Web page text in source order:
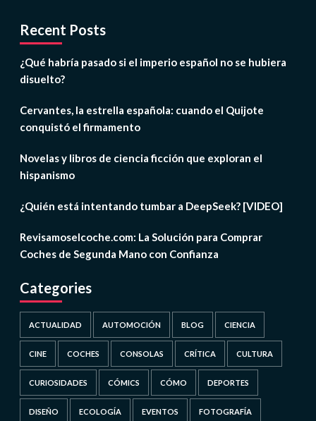
Recent Posts
¿Qué habría pasado si el imperio español no se hubiera
disuelto?
Cervantes, la estrella española: cuando el Quijote
conquistó el firmamento
Novelas y libros de ciencia ficción que exploran el
hispanismo
¿Quién está intentando tumbar a DeepSeek? [VIDEO]
Revisamoselcoche.com: La Solución para Comprar
Coches de Segunda Mano con Confianza
Categories
ACTUALIDAD AUTOMOCIÓN BLOG CIENCIA
CINE COCHES CONSOLAS CRÍTICA CULTURA
CURIOSIDADES CÓMICS CÓMO DEPORTES
DISEÑO ECOLOGÍA EVENTOS FOTOGRAFÍA